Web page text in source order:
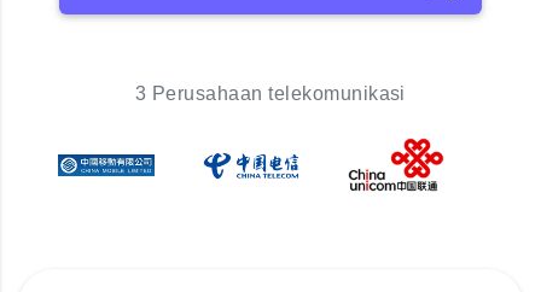
3 Perusahaan telekomunikasi